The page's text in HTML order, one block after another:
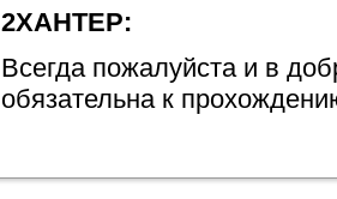
2ХАНТЕР:
Всегда пожалуйста и в
обязательна к